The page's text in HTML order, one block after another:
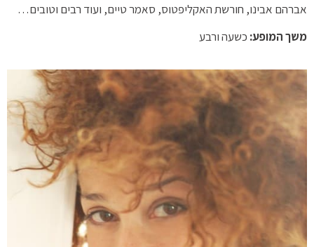
אברהם אבינו, חורשת האקליפטוס, סאמר טיים, ועוד רבים וטובים…
משך המופע: כשעה ורבע